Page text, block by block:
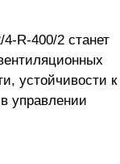
R-400/2 станет
устойчивости к
управлении